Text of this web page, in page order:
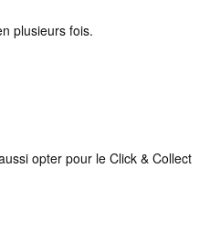
plusieurs fois.
opter pour le Click & Collect